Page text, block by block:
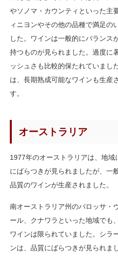
やソノマ・カウンティといった主
ィニヨンやその他の品種で満足の
した。ワインは一般的にバランス
持つものが見られました。過度に
ッシュさも比較的保たれていまし
は、長期熟成可能なワインも生産
す。
オーストラリア
1977年のオーストラリアは、地
にばらつきが見られましたが、一
品質のワインが生産されました。
南オーストラリア州のバロッサ・
ール、クナワラといった地域でも
ワインは限られていました。シラ
ンは、品質にばらつきが見られまし